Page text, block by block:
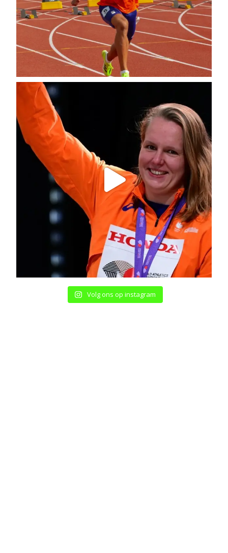
Volg ons op instagram